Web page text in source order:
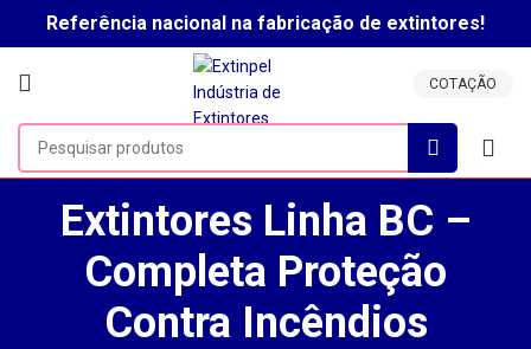
Referência nacional na fabricação de extintores!
COTAÇÃO
Extintores Linha BC –
Completa Proteção
Contra Incêndios
Clique aqui para falar com um vendedor!